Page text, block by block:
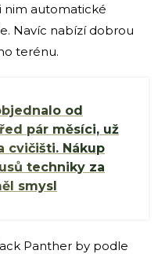
nim automatické
Navíc nabízí dobrou
terénu.
od
pár měsíci, už
cvičišti. Nákup
techniky za
smysl
Panther by podle